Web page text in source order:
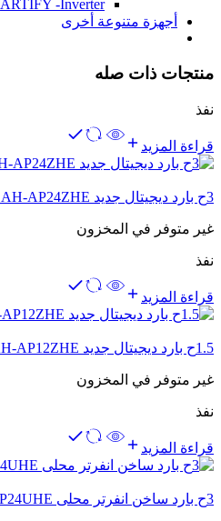
ARTIFY -Inverter
أجهزة متنوعة أخرى
منتجات ذات صله
نفذ
قراءة المزيد
3ح بارد ديجيتال جديد AH-AP24ZHE
غير متوفر في المخزون
نفذ
قراءة المزيد
1.5ح بارد ديجيتال جديد AH-AP12ZHE
غير متوفر في المخزون
نفذ
قراءة المزيد
3ح بارد ساخن انفرتر محلى AY-XP24UHE